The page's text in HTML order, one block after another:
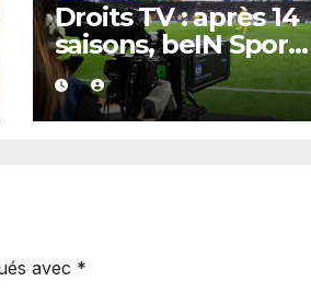
Droits TV : après 14
saisons, beIN Sports
perd la diffusion de
la Liga
avec *